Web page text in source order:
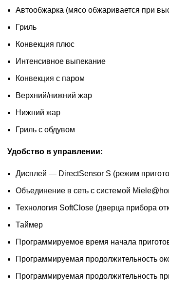
Автообжарка (мясо обжаривается при
Гриль
Конвекция плюс
Интенсивное выпекание
Конвекция с паром
Верхний/нижний жар
Нижний жар
Гриль с обдувом
Удобство в управлении:
Дисплей — DirectSensor S (режим
Объединение в сеть с системой
Технология SoftClose (дверца прибора
Таймер
Программируемое время начала
Программируемая продолжительность
Программируемая продолжительность